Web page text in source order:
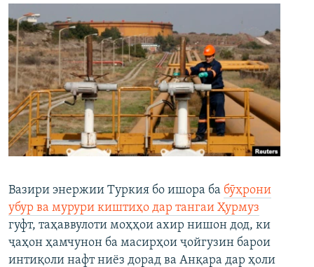
Вазири энержии Туркия бо ишора ба бӯҳрони
убур ва мурури киштиҳо дар тангаи Ҳурмуз
гуфт, таҳаввулоти моҳҳои ахир нишон дод, ки
ҷаҳон ҳамчунон ба масирҳои ҷойгузин барои
интиқоли нафт ниёз дорад ва Анқара дар ҳоли